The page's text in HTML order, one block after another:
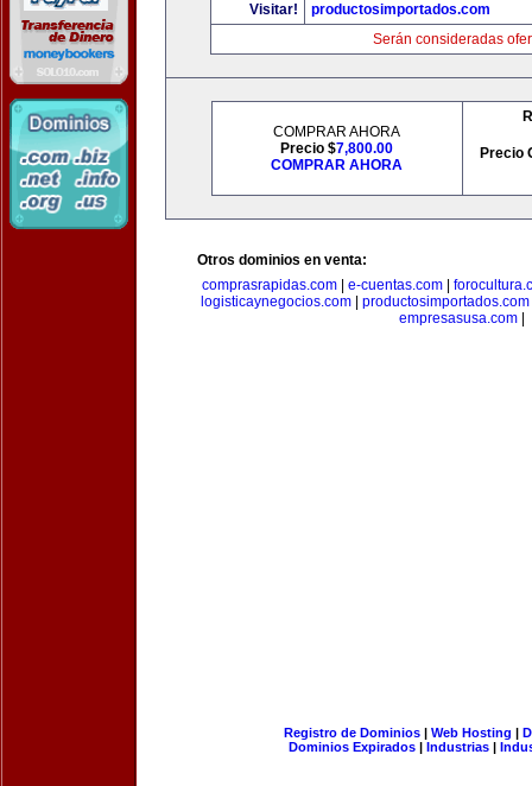
Visitar!
productosimportados.com
Serán consideradas
COMPRAR AHORA
Precio $7,800.00
COMPRAR AHORA
Precio
Otros dominios en venta:
comprasrapidas.com
e-cuentas.com
logisticaynegocios.com
productosimportados.com
empresasusa.com
Registro de Dominios| Web Hosting |
Dominios Expirados | Industrias |